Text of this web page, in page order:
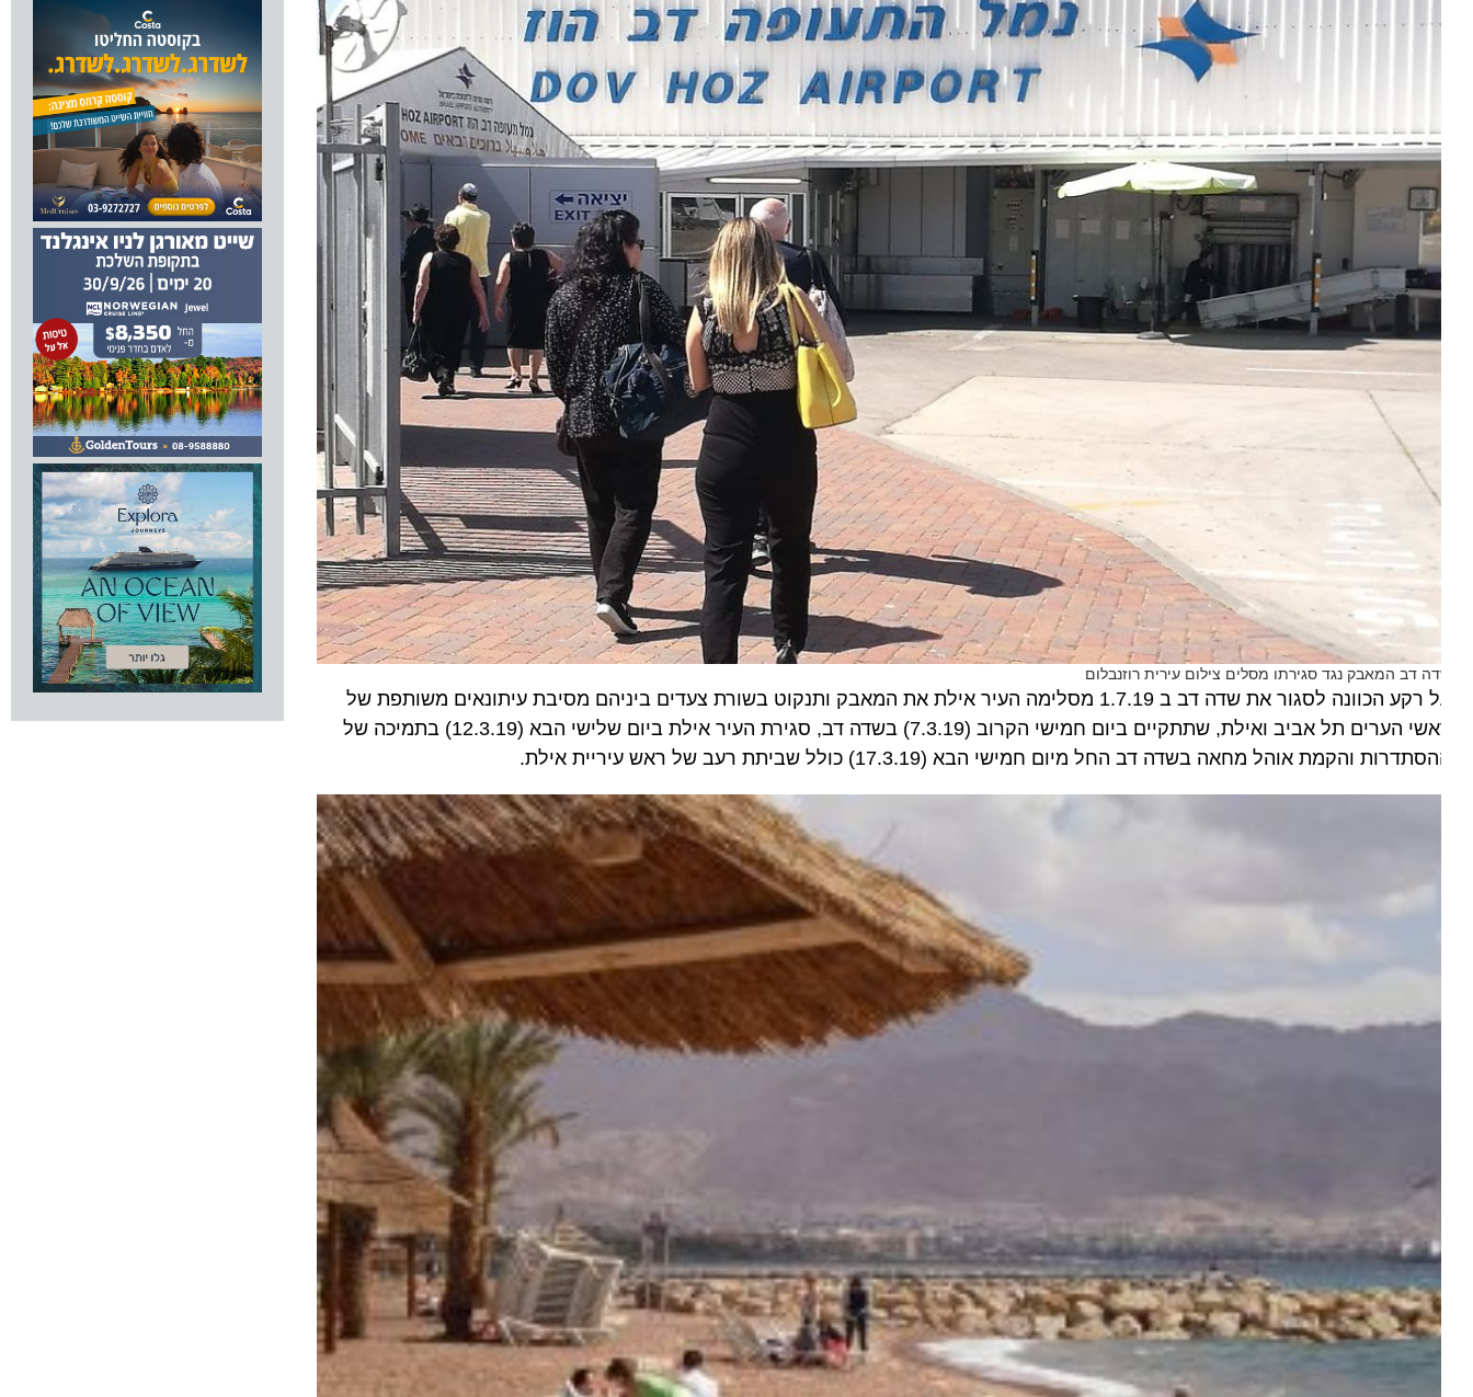
דב המאבק נגד סגירתו מסלים צילום עירית רוזנבלום
על רקע הכוונה לסגור את שדה דב ב 1.7.19 מסלימה העיר אילת את המאבק ותנקוט בשורת צעדים ביניהם מסיבת עיתונאים משותפת של
ראשי הערים תל אביב ואילת, שתתקיים ביום חמישי הקרוב (7.3.19) בשדה דב, סגירת העיר אילת ביום שלישי הבא (12.3.19) בתמיכה של
והקמת אוהל מחאה בשדה דב החל מיום חמישי הבא (17.3.19) כולל שביתת רעב של ראש עיריית אילת.